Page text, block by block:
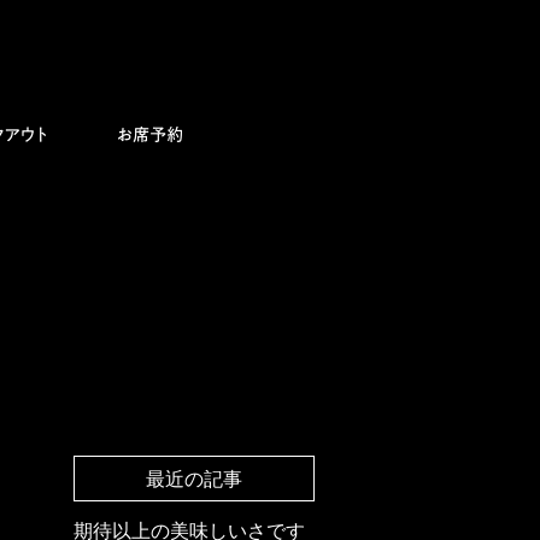
最近の記事
期待以上の美味しいさです